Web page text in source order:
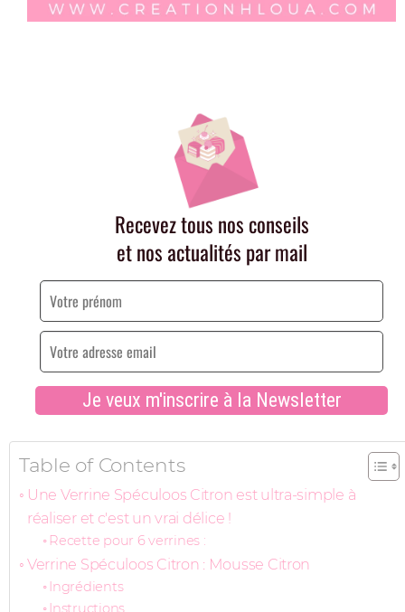
Table of Contents
Une Verrine Spéculoos Citron est ultra-simple à
réaliser et c'est un vrai délice !
Recette pour 6 verrines :
Verrine Spéculoos Citron : Mousse Citron
Ingrédients
Instructions